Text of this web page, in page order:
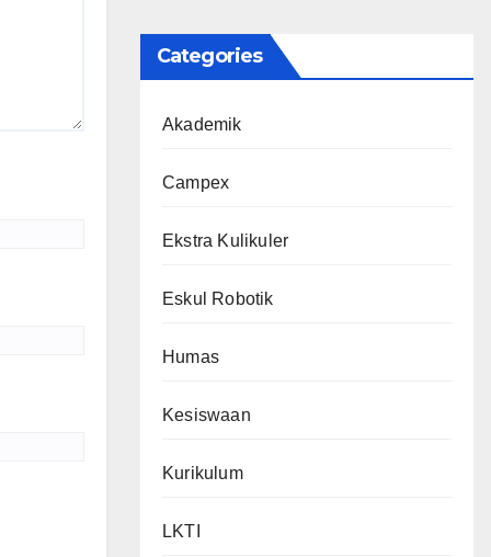
Categories
Akademik
Campex
Ekstra Kulikuler
Eskul Robotik
Humas
Kesiswaan
Kurikulum
LKTI